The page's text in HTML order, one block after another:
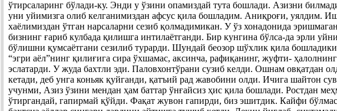
ўтирсаларинг бўлади-ку. Энди у ўзини опамиздай тута бошлади. Азизни
уни уйимизга олиб келганимиздан афсус қила бошладим. Аниқроғи, уялдим.
хаёлимиздан ўтган нарсаларни сезиб қолмадимикан. У ўз хонадонида
бизнинг ғариб кулбада қилишга интилаётганди. Бир кунгина бўлса-да эрли
бўлишни қумсаётгани сезилиб турарди. Шундай беозор шўхлик қила
“эгри аёл”нинг қилиғига сира ўхшамас, аксинча, рафиқанинг, жуфти-
эслатарди. У жуда бахтли эди. Паловхонтўрани сузиб келди. Ошнам овқатдан
кетади, деб унга коньяк қуйганди, қатъий рад жавобини олди. Ичига шайтон
учунми, Азиз ўзини мендан ҳам баттар ўнғайсиз ҳис қила бошлади. Ростдан
ўтиргандай, гапирмай қўйди. Фақат жувон гапирди, биз эшитдик. Кайфи